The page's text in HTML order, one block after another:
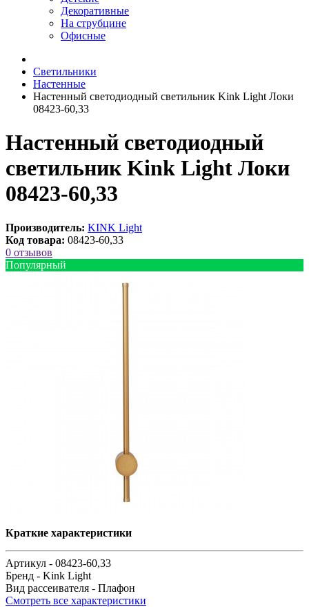
Декоративные
На струбцине
Офисные
Светильники
Настенные
Настенный светодиодный светильник Kink Light Локи
08423-60,33
Настенный светодиодный
светильник Kink Light Локи
08423-60,33
Производитель: KINK Light
Код товара: 08423-60,33
0 отзывов
Популярный
Краткие характеристики
Артикул - 08423-60,33
Бренд - Kink Light
Вид рассеивателя - Плафон
Смотреть все характеристики